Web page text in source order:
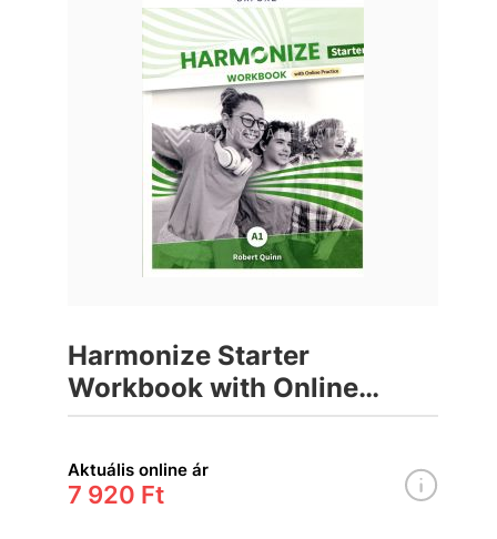
Harmonize Starter
Workbook with Online
Practice
Aktuális online ár
7 920 Ft